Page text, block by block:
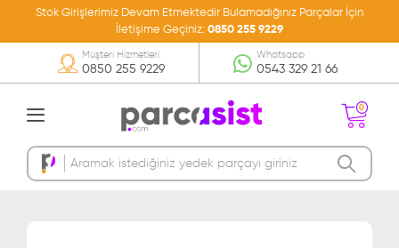
Stok Girişlerimiz Devam Etmektedir Bulamadığınız Parçalar İçin
İletişime Geçiniz: 0850 255 9229
0850 255 9229
Müşteri Hizmetleri
0543 329 21 66
Whatsapp
0
Sepetinizde Ürün